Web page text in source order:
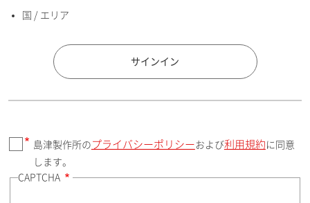
国 / エリア
郵便番号（勤務先）
国 / エリア
サインイン
島津製作所の プライバシーポリシー および利用規約 に同意
します。
CAPTCHA